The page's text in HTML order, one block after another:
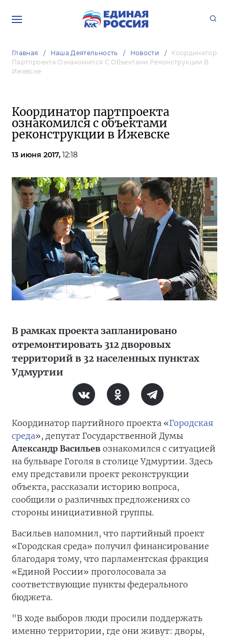
Главная Наша Деятельность Новости
Координатор
Партпроекта Ознакомился С Объектами Реконструкции В
Ижевске
Координатор партпроекта
ознакомился с объектами
реконструкции в Ижевске
13 июня 2017, 12:18
В рамках проекта запланировано
отремонтировать 312 дворовых
территорий в 32 населенных пунктах
Удмуртии
Координатор партийного проекта «Городская
среда», депутат Государственной Думы
Александр Васильев ознакомился с ситуацией
на бульваре Гоголя в столице Удмуртии. Здесь
ему представили проект реконструкции
объекта, рассказали историю вопроса,
сообщили о различных предложениях со
стороны инициативной группы.
Васильев напомнил, что партийный проект
«Городская среда» получил финансирование
благодаря тому, что парламентская фракция
«Единой России» проголосовала за
соответствующие пункты федерального
бюджета.
"В ходе выборов люди просили поддержать
именно территории, где они живут: дворы,